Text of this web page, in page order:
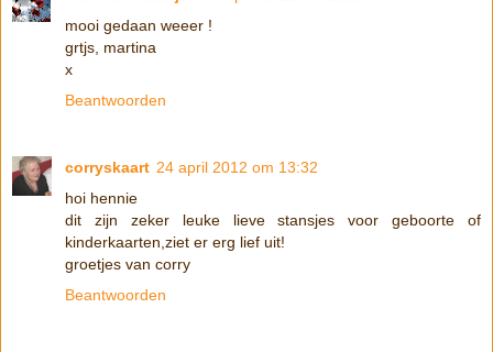
mooi gedaan weeer !
grtjs, martina
x
Beantwoorden
corryskaart 24 april 2012 om 13:32
hoi hennie
dit zijn zeker leuke lieve stansjes voor geboorte of
kinderkaarten,ziet er erg lief uit!
groetjes van corry
Beantwoorden